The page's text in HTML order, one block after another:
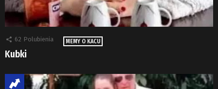
62 Polubienia MEMY O KACU
Kubki